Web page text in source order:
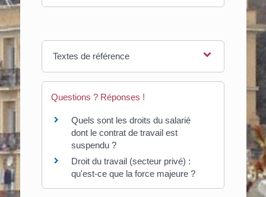
Textes de référence
Questions ? Réponses !
Quels sont les droits du salarié
dont le contrat de travail est
suspendu ?
Droit du travail (secteur privé) :
qu'est-ce que la force majeure ?